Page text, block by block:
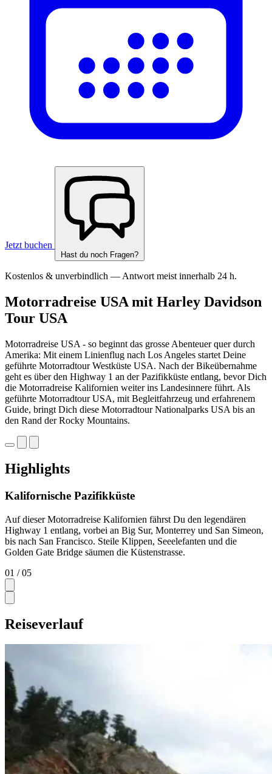
Jetzt buchen
Hast du noch Fragen?
Kostenlos & unverbindlich — Antwort meist innerhalb 24 h.
Motorradreise USA mit Harley Davidson
Tour USA
Motorradreise USA - so beginnt das grosse Abenteuer quer durch
Amerika: Mit einem Linienflug nach Los Angeles startet Deine
geführte Motorradtour Westküste USA. Nach der Bikeübernahme
geht es über den Highway 1 an der Pazifikküste entlang, bevor Dich
die Motorradreise Kalifornien weiter ins Landesinnere führt. Als
geführte Motorradtour USA, mit Begleitfahrzeug und erfahrenem
Guide, bringt Dich diese Motorradtour Nationalparks USA bis an
den Rand der Rocky Mountains.
Highlights
Kalifornische Pazifikküste
Auf dieser Motorradreise Kalifornien fährst Du den legendären
Highway 1 entlang, vorbei an Big Sur, Monterrey und San Simeon,
bis nach San Francisco. Steile Klippen, Seeelefanten und die
Golden Gate Bridge säumen die Küstenstrasse.
01 / 05
Reiseverlauf